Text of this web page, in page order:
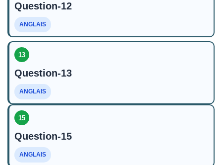
Question-12
ANGLAIS
13
Question-13
ANGLAIS
15
Question-15
ANGLAIS